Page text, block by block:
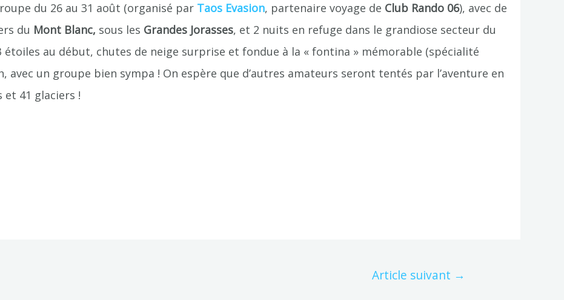
du 26 au 31 août (organisé par Taos Evasion, partenaire voyage de Club Rando 06), avec de
du Mont Blanc, sous les Grandes Jorasses, et 2 nuits en refuge dans le grandiose secteur du
étoiles au début, chutes de neige surprise et fondue à la « fontina » mémorable (spécialité
avec un groupe bien sympa ! On espère que d’autres amateurs seront tentés par l’aventure en
et 41 glaciers !
Article suivant →